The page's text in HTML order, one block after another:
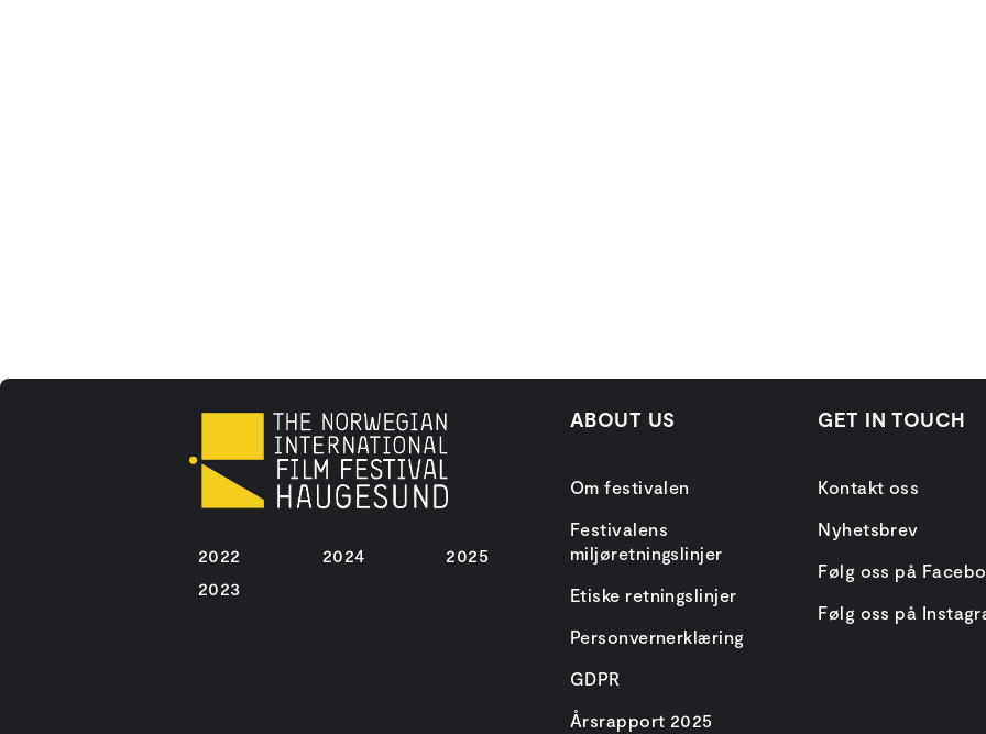
2022
2023
2024 2025
ABOUT US
Om festivalen
Festivalens
miljøretningslinjer
Etiske retningslinjer
Personvernerklæring
GDPR
Årsrapport 2025
GET IN TOUCH
Kontakt oss
Nyhetsbrev
Følg oss på
Følg oss på